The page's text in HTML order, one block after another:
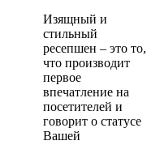
Изящный и
стильный
ресепшен – это то,
что производит
первое
впечатление на
посетителей и
говорит о статусе
Вашей